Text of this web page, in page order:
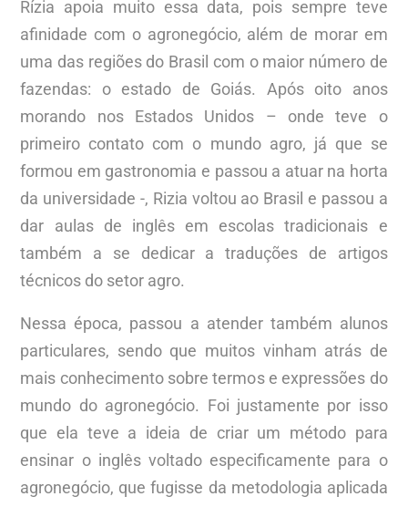
Rízia apoia muito essa data, pois sempre teve
afinidade com o agronegócio, além de morar em
uma das regiões do Brasil com o maior número de
fazendas: o estado de Goiás. Após oito anos
morando nos Estados Unidos – onde teve o
primeiro contato com o mundo agro, já que se
formou em gastronomia e passou a atuar na horta
da universidade -, Rizia voltou ao Brasil e passou a
dar aulas de inglês em escolas tradicionais e
também a se dedicar a traduções de artigos
técnicos do setor agro.
Nessa época, passou a atender também alunos
particulares, sendo que muitos vinham atrás de
mais conhecimento sobre termos e expressões do
mundo do agronegócio. Foi justamente por isso
que ela teve a ideia de criar um método para
ensinar o inglês voltado especificamente para o
agronegócio, que fugisse da metodologia aplicada